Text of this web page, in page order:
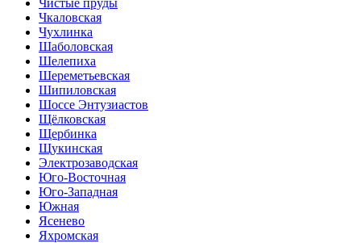
Чистые пруды
Чкаловская
Чухлинка
Шаболовская
Шелепиха
Шереметьевская
Шипиловская
Шоссе Энтузиастов
Щёлковская
Щербинка
Щукинская
Электрозаводская
Юго-Восточная
Юго-Западная
Южная
Ясенево
Яхромская